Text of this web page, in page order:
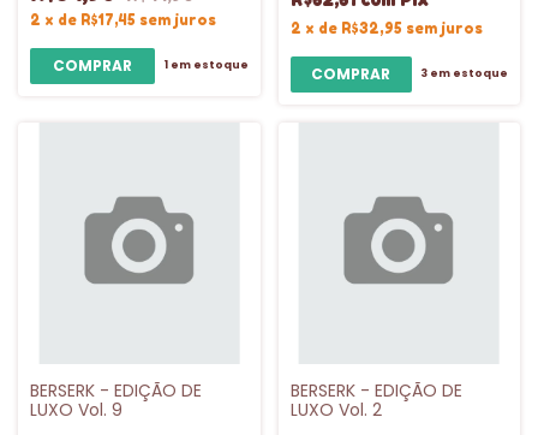
2 x de R$17,45 sem juros
1 em estoque
2 x de R$32,95 sem juros
3 em estoque
BERSERK - EDIÇÃO DE
LUXO Vol. 9
BERSERK - EDIÇÃO DE
LUXO Vol. 2